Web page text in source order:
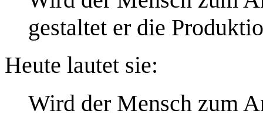
gestaltet er die
Heute lautet sie:
Wird der Mensch zum